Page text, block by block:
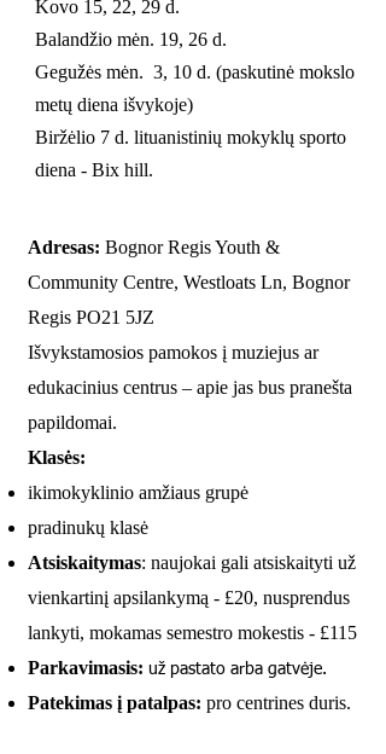
Kovo 15, 22, 29 d.
Balandžio mėn. 19, 26 d.
Gegužės mėn. 3, 10 d. (paskutinė mokslo
metų diena išvykoje)
Biržėlio 7 d. lituanistinių mokyklų sporto
diena - Bix hill.
Adresas: Bognor Regis Youth &
Community Centre, Westloats Ln, Bognor
Regis PO21 5JZ
Išvykstamosios pamokos į muziejus ar
edukacinius centrus – apie jas bus pranešta
papildomai.
Klasės:
ikimokyklinio amžiaus grupė
pradinukų klasė
Atsiskaitymas: naujokai gali atsiskaityti už
vienkartinį apsilankymą - £20, nusprendus
lankyti, mokamas semestro mokestis - £115
Parkavimasis: už pastato arba gatvėje.
Patekimas į patalpas: pro centrines duris.